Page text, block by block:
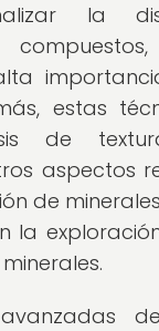
la
estas
de
aspectos
de
la